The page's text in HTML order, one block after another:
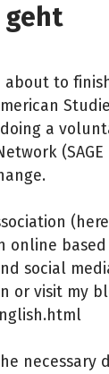
geht
about to
a
(SAGE
online
social
or visit my
necessary